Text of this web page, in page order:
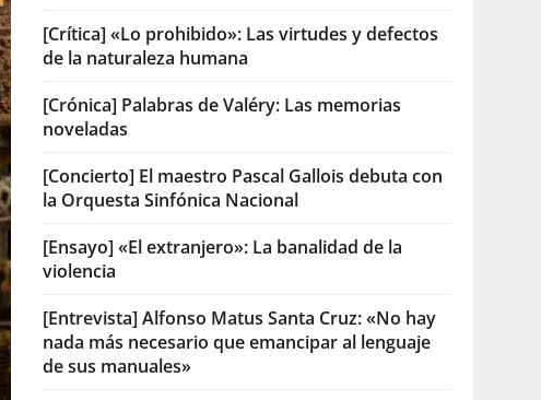
[Crítica] «Lo prohibido»: Las virtudes y defectos
de la naturaleza humana
[Crónica] Palabras de Valéry: Las memorias
noveladas
[Concierto] El maestro Pascal Gallois debuta con
la Orquesta Sinfónica Nacional
[Ensayo] «El extranjero»: La banalidad de la
violencia
[Entrevista] Alfonso Matus Santa Cruz: «No hay
nada más necesario que emancipar al lenguaje
de sus manuales»